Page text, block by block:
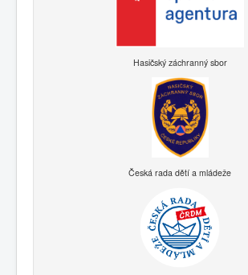
Hasičský záchranný sbor
Česká rada dětí a mládeže